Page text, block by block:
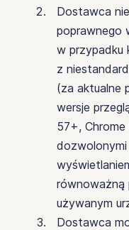
Dostawca
poprawnego
w przypadku
z
(za aktualne
wersje
57+,
równoważną
używanym
Dostawca